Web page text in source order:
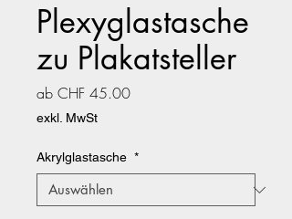
Plexyglastasche
zu Plakatsteller
ab CHF 45.00Sale-
exkl. MwSt
Akrylglastasche *